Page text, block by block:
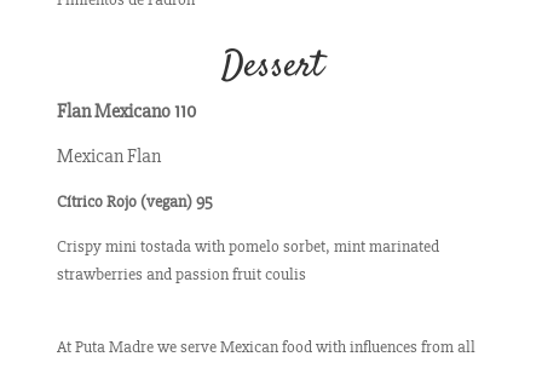
Dessert
Flan Mexicano 110
Mexican Flan
Cítrico Rojo (vegan) 95
Crispy mini tostada with pomelo sorbet, mint marinated
strawberries and passion fruit coulis
At Puta Madre we serve Mexican food with influences from all